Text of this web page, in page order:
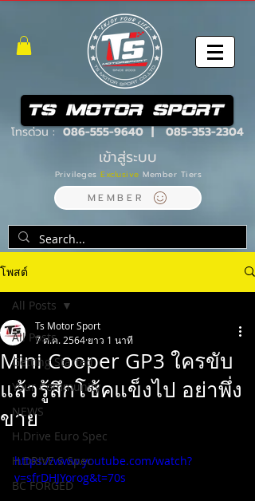
โทรด่วน : 086-555-9640|085-353-2304
เข้าสู่ระบบ
PrivilegesExclusive Member Tiers
MEMBER
โพสต์
All Posts
Getting Started
Your Community
NEWS
H.Drive Euro Spec
H.DRIVE S Spec
BC FORGED
All Posts
Mini Cooper GP3 ใครขับ
แล้วรู้สึกโช้คแข็งไป อย่าพึ่ง
ขาย
Ts Motor Sport
7 ต.ค. 2564 ยาว 1 นาที
https://www.youtube.com/watch?
v=sfrDHJYorog&t=70s